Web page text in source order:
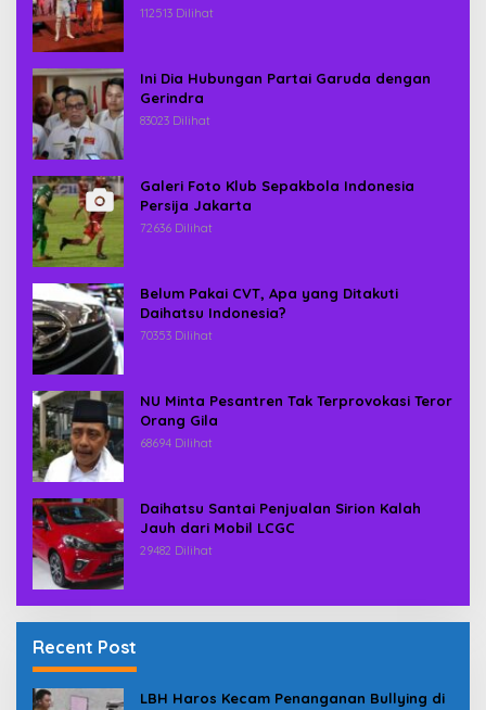
112513 Dilihat
Ini Dia Hubungan Partai Garuda dengan
Gerindra
83023 Dilihat
Galeri Foto Klub Sepakbola Indonesia
Persija Jakarta
72636 Dilihat
Belum Pakai CVT, Apa yang Ditakuti
Daihatsu Indonesia?
70353 Dilihat
NU Minta Pesantren Tak Terprovokasi Teror
Orang Gila
68694 Dilihat
Daihatsu Santai Penjualan Sirion Kalah
Jauh dari Mobil LCGC
29482 Dilihat
Recent Post
LBH Haros Kecam Penanganan Bullying di